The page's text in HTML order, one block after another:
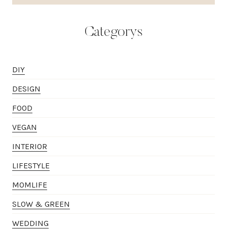
Categorys
DIY
DESIGN
FOOD
VEGAN
INTERIOR
LIFESTYLE
MOMLIFE
SLOW & GREEN
WEDDING